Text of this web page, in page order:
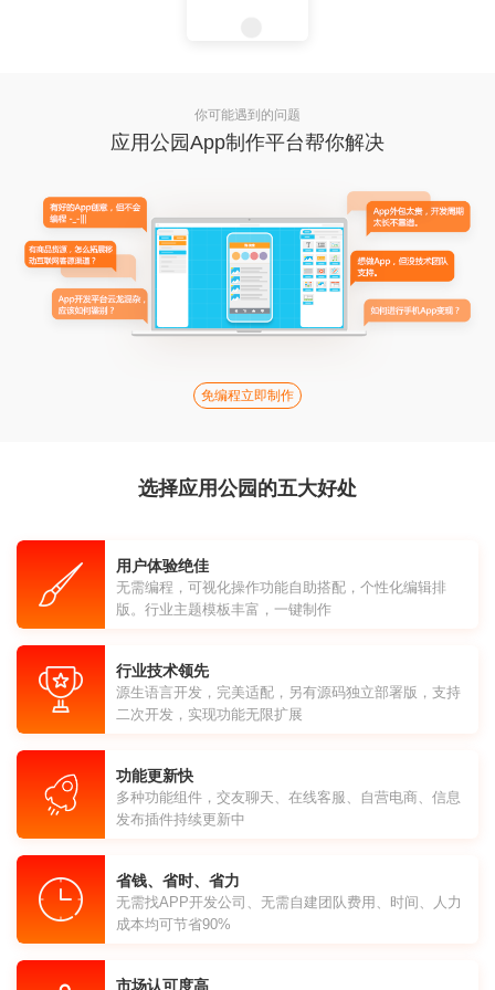
你可能遇到的问题
应用公园App制作平台帮你解决
免编程立即制作
选择应用公园的五大好处
用户体验绝佳
无需编程，可视化操作功能自助搭配，个性化编辑排
版。行业主题模板丰富，一键制作
行业技术领先
源生语言开发，完美适配，另有源码独立部署版，支持
二次开发，实现功能无限扩展
功能更新快
多种功能组件，交友聊天、在线客服、自营电商、信息
发布插件持续更新中
省钱、省时、省力
无需找APP开发公司、无需自建团队费用、时间、人力
成本均可节省90%
市场认可度高